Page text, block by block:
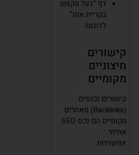
דף “בעל מקצוע
בקריית אונו”
לדוגמה
קישורים
חיצוניים
מקומיים
קישורים נכנסים
(Backlinks) מאתרים
מקומיים הם נכס SEO
אמיתי.
אפשרויות: